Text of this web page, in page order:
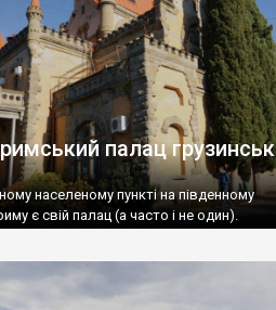
палац
населеному пункті на південному
є свій палац (а часто і не один).